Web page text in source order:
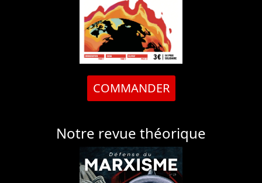
COMMANDER
Notre revue théorique